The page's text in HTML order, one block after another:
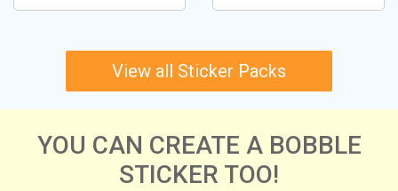
View all Sticker Packs
YOU CAN CREATE A BOBBLE
STICKER TOO!